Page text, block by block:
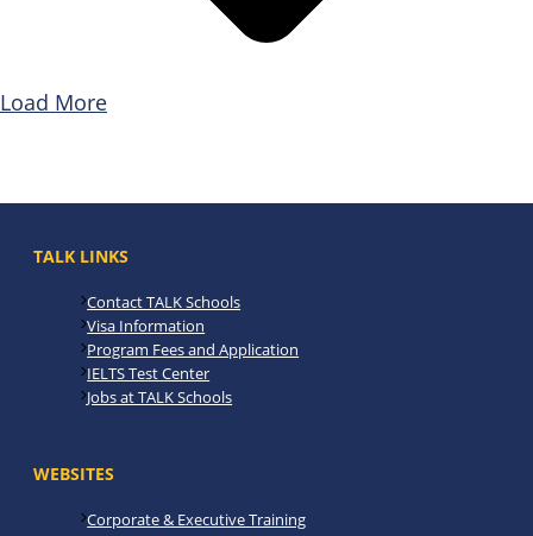
Load More
TALK LINKS
Contact TALK Schools
Visa Information
Program Fees and Application
IELTS Test Center
Jobs at TALK Schools
WEBSITES
Corporate & Executive Training